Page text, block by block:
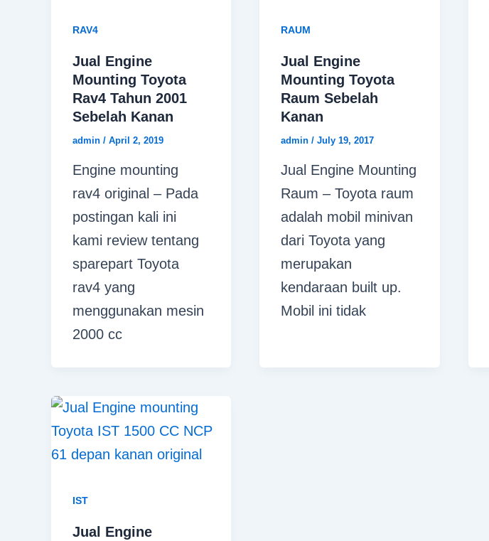
RAV4
Jual Engine
Mounting Toyota
Rav4 Tahun 2001
Sebelah Kanan
admin / April 2, 2019
Engine mounting
rav4 original – Pada
postingan kali ini
kami review tentang
sparepart Toyota
rav4 yang
menggunakan mesin
2000 cc
RAUM
Jual Engine
Mounting Toyota
Raum Sebelah
Kanan
admin/July 19, 2017
Jual Engine Mounting
Raum – Toyota raum
adalah mobil minivan
dari Toyota yang
merupakan
kendaraan built up.
Mobil ini tidak
IST
Jual Engine